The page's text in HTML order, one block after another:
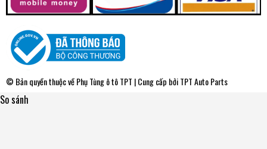
© Bản quyền thuộc vềPhụ Tùng ô tô TPT | Cung cấp bởiTPT Auto Parts
So sánh